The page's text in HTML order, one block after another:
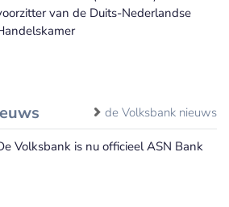
van de Duits-Nederlandse
de Volksbank nieuws
Volksbank is nu officieel ASN Bank